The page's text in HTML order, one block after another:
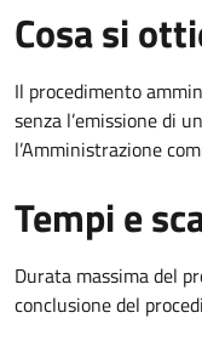
Cosa si
Il procedimento
senza l’emissione di
l’Amministrazione
Tempi e
Durata massima del
conclusione del